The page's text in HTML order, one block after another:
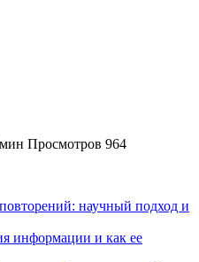
Просмотров 964
научный подход и
информации и как ее